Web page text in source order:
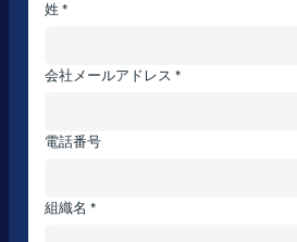
姓 *
会社メールアドレス *
電話番号
組織名 *